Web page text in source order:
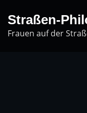
content
Straßen-
Frauen auf der